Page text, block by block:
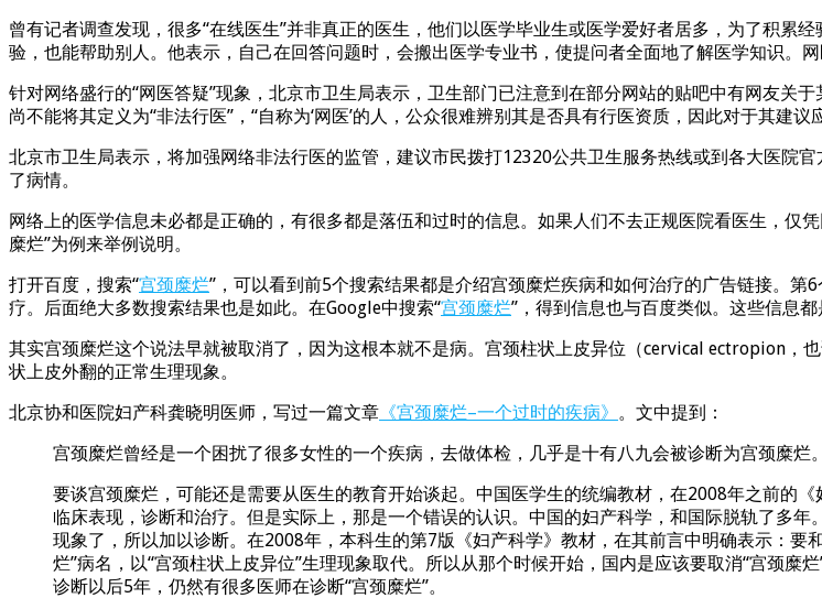
曾有记者调查发现，很多“在线医生”并非真正的医生，他们以医学毕业生或医学爱好者居多，为了积累
验，也能帮助别人。他表示，自己在回答问题时，会搬出医学专业书，使提问者全面地了解医学知识。
针对网络盛行的“网医答疑”现象，北京市卫生局表示，卫生部门已注意到在部分网站的贴吧中有网友关
尚不能将其定义为“非法行医”，“自称为‘网医’的人，公众很难辨别其是否具有行医资质，因此对于其建议
北京市卫生局表示，将加强网络非法行医的监管，建议市民拨打12320公共卫生服务热线或到各大医院
了病情。
网络上的医学信息未必都是正确的，有很多都是落伍和过时的信息。如果人们不去正规医院看医生，仅
糜烂”为例来举例说明。
打开百度，搜索“宫颈糜烂”，可以看到前5个搜索结果都是介绍宫颈糜烂疾病和如何治疗的广告链接。
疗。后面绝大多数搜索结果也是如此。在Google中搜索“宫颈糜烂”，得到信息也与百度类似。这些信息
其实宫颈糜烂这个说法早就被取消了，因为这根本就不是病。宫颈柱状上皮异位（cervical ectropion，
状上皮外翻的正常生理现象。
北京协和医院妇产科龚晓明医师，写过一篇文章 《宫颈糜烂–一个过时的疾病》 。文中提到：
宫颈糜烂曾经是一个困扰了很多女性的一个疾病，去做体检，几乎是十有八九会被诊断为宫颈糜烂。
要谈宫颈糜烂，可能还是需要从医生的教育开始谈起。中国医学生的统编教材，在2008年之前的
临床表现，诊断和治疗。但是实际上，那是一个错误的认识。中国的妇产科学，和国际脱轨了多
现象了，所以加以诊断。在2008年，本科生的第7版《妇产科学》教材，在其前言中明确表示：
烂”病名，以“宫颈柱状上皮异位”生理现象取代。所以从那个时候开始，国内是应该要取消“宫颈
诊断以后5年，仍然有很多医师在诊断“宫颈糜烂”。